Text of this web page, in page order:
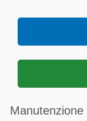
Manutenzione